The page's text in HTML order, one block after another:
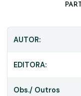
AUTOR:
EDITORA:
Obs./ Outros